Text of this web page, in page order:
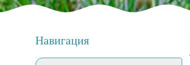
Навигация